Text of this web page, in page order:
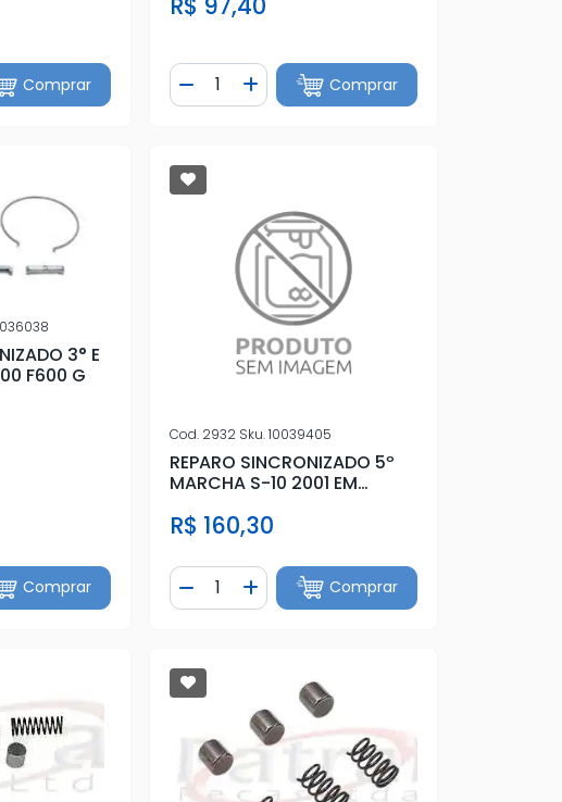
Quantidade
Comprar Diminuir Quantidade
Quantidade
Adicionar Quantidade
Comprar
3° E
F600 G
Quantidade
Comprar
Cod.2932 Sku.10039405
REPARO SINCRONIZADO 5º
MARCHA S-10 2001 EM
R$ 160,30
Diminuir Quantidade
Quantidade
Adicionar Quantidade
Comprar